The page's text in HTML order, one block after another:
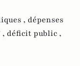
, dépenses
, déficit public ,